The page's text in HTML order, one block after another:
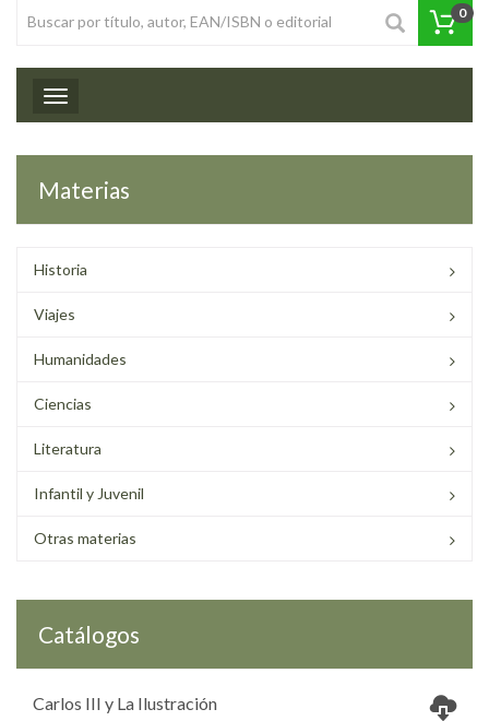
0
Toggle navigation
Materias
Historia
Viajes
Humanidades
Ciencias
Literatura
Infantil y Juvenil
Otras materias
Catálogos
Carlos III y La Ilustración